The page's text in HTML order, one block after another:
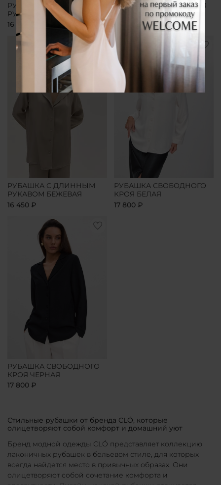
РУБАШКА С ДЛИННЫМ
РУКАВОМ ЧЕРНАЯ
16 450 ₽
РУБАШКА УДЛИНЕННАЯ
РОЗОВАЯ
16 450 ₽
РУБАШКА С ДЛИННЫМ
РУКАВОМ БЕЖЕВАЯ
16 450 ₽
РУБАШКА СВОБОДНОГО
КРОЯ БЕЛАЯ
17 800 ₽
РУБАШКА СВОБОДНОГО
КРОЯ ЧЕРНАЯ
17 800 ₽
Стильные рубашки от бренда CLÓ, которые
олицетворяют собой комфорт и домашний уют
Бренд модной одежды CLÓ представляет коллекцию
лаконичных рубашек в бельевом стиле, для которых
всегда найдется место в привычных образах. Они
олицетворяют собой сочетание комфорта и